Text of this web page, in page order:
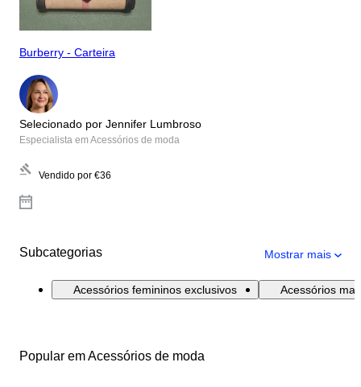
Burberry - Carteira
Selecionado por Jennifer Lumbroso
Especialista em Acessórios de moda
Vendido por €36
Subcategorias Mostrar mais
Acessórios femininos exclusivos Acessórios
Popular em Acessórios de moda